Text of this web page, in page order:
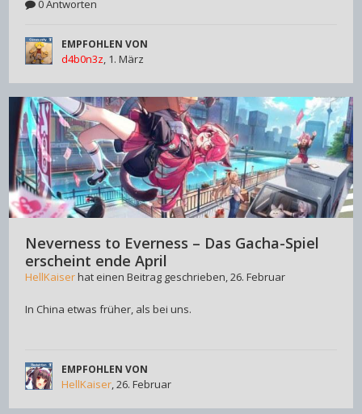
0 Antworten
EMPFOHLEN VON
d4b0n3z, 1. März
Neverness to Everness – Das Gacha-Spiel
erscheint ende April
HellKaiserhat einen Beitrag geschrieben,26. Februar
In China etwas früher, als bei uns.
EMPFOHLEN VON
HellKaiser,26. Februar